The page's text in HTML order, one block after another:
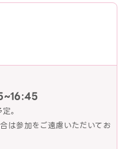
。
は参加をご遠慮いただいてお